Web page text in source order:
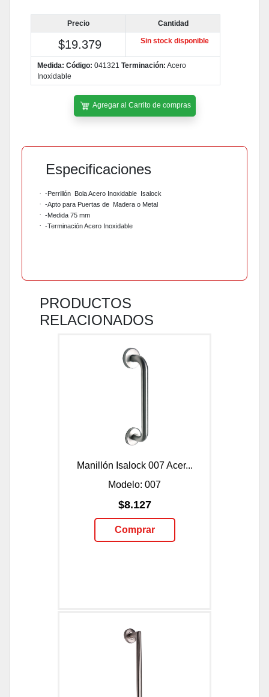
Precio Cantidad
$19.379 Sin stock disponible
Medida: Código: 041321 Terminación: Acero
Inoxidable
Agregar al Carrito de compras
Especificaciones
· -Perrillón Bola Acero Inoxidable Isalock
· -Apto para Puertas de Madera o Metal
· -Medida 75 mm
· -Terminación Acero Inoxidable
PRODUCTOS
RELACIONADOS
Manillón Isalock 007 Acer...
Modelo: 007
$8.127
Comprar